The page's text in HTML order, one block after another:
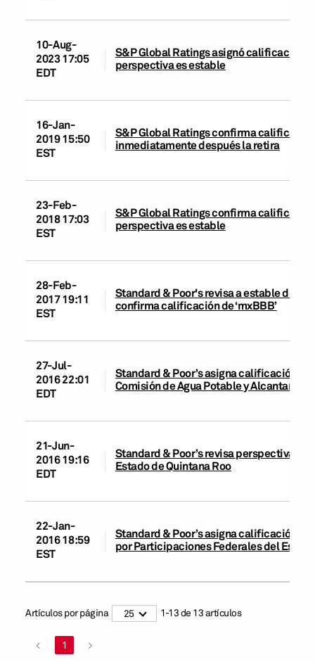
10-Aug-
2023 17:05
EDT
S&P Global Ratings asignó calificación
perspectiva es estable
16-Jan-
2019 15:50
EST
S&P Global Ratings confirma
inmediatamente después la retira
23-Feb-
2018 17:03
EST
S&P Global Ratings confirma
perspectiva es estable
28-Feb-
2017 19:11
EST
Standard & Poor's revisa a estable de
confirma calificación de ‘mxBBB’
27-Jul-
2016 22:01
EDT
Standard & Poor’s asigna calificación
Comisión de Agua Potable y
21-Jun-
2016 19:16
EDT
Standard & Poor’s revisa perspectiva a
Estado de Quintana Roo
22-Jan-
2016 18:59
EST
Standard & Poor’s asigna calificación
por Participaciones Federales del
Artículos por página 25 1-13de 13artículos
< 1 >